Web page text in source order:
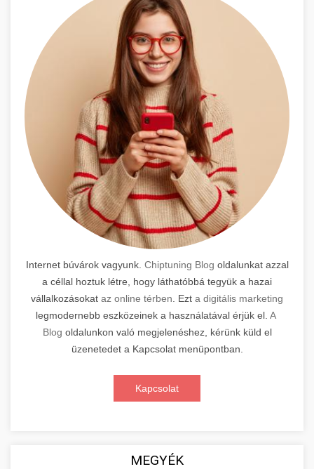
Internet búvárok vagyunk. Chiptuning Blog oldalunkat azzal
a céllal hoztuk létre, hogy láthatóbbá tegyük a hazai
vállalkozásokat az online térben . Ezt a digitális marketing
legmodernebb eszközeinek a használatával érjük el. A
Blog oldalunkon való megjelenéshez, kérünk küld el
üzenetedet a Kapcsolat menüpontban.
Kapcsolat
MEGYÉK